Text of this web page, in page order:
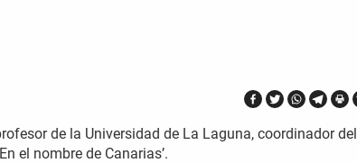
de la Universidad de La Laguna, coordinador del
el nombre de Canarias’.